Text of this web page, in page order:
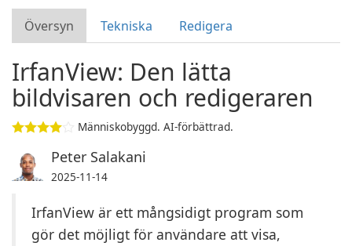
Översyn Tekniska Redigera
IrfanView: Den lätta
bildvisaren och redigeraren
Människobyggd. AI-förbättrad.
Peter Salakani
2025-11-14
IrfanView är ett mångsidigt program som
gör det möjligt för användare att visa,